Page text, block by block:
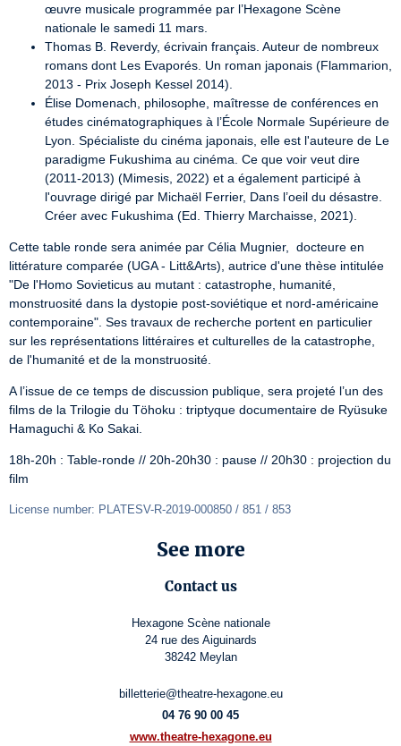
œuvre musicale programmée par l’Hexagone Scène
nationale le samedi 11 mars.
Thomas B. Reverdy, écrivain français. Auteur de nombreux
romans dont Les Evaporés. Un roman japonais (Flammarion,
2013 - Prix Joseph Kessel 2014).
Élise Domenach, philosophe, maîtresse de conférences en
études cinématographiques à l’École Normale Supérieure de
Lyon. Spécialiste du cinéma japonais, elle est l'auteure de Le
paradigme Fukushima au cinéma. Ce que voir veut dire
(2011-2013) (Mimesis, 2022) et a également participé à
l'ouvrage dirigé par Michaël Ferrier, Dans l’oeil du désastre.
Créer avec Fukushima (Ed. Thierry Marchaisse, 2021).
Cette table ronde sera animée par Célia Mugnier,  docteure en
littérature comparée (UGA - Litt&Arts), autrice d'une thèse intitulée
"De l'Homo Sovieticus au mutant : catastrophe, humanité,
monstruosité dans la dystopie post-soviétique et nord-américaine
contemporaine". Ses travaux de recherche portent en particulier
sur les représentations littéraires et culturelles de la catastrophe,
de l'humanité et de la monstruosité.
A l’issue de ce temps de discussion publique, sera projeté l’un des
films de la Trilogie du Töhoku : triptyque documentaire de Ryüsuke
Hamaguchi & Ko Sakai.
18h-20h : Table-ronde // 20h-20h30 : pause // 20h30 : projection du
film
License number: PLATESV-R-2019-000850 / 851 / 853
See more
Contact us
Hexagone Scène nationale
24 rue des Aiguinards
38242 Meylan
billetterie@theatre-hexagone.eu
04 76 90 00 45
www.theatre-hexagone.eu